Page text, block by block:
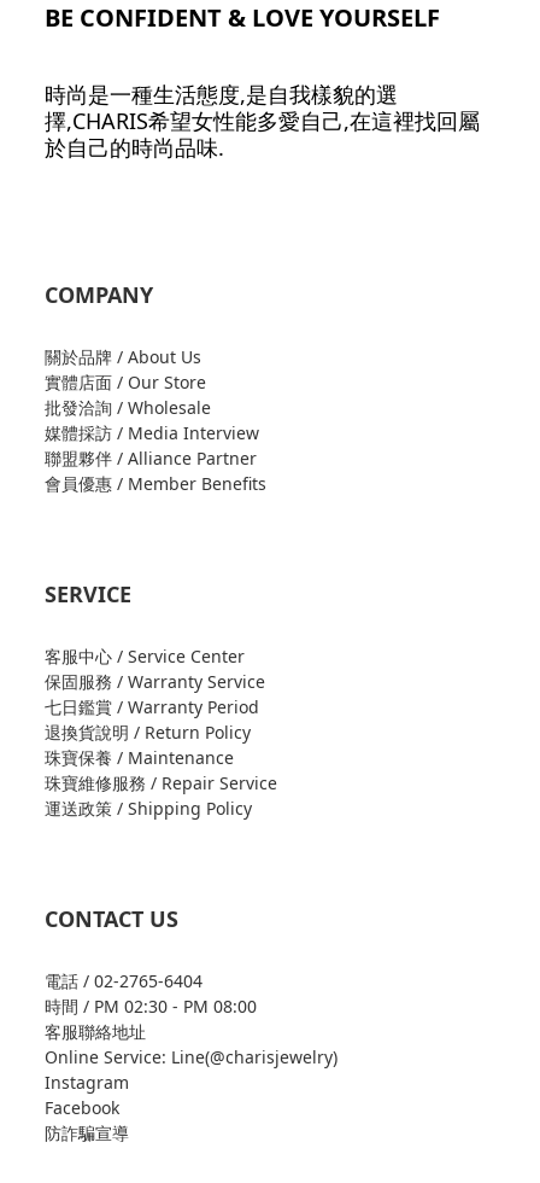
BE CONFIDENT & LOVE YOURSELF
時尚是一種生活態度,是自我樣貌的選
擇,CHARIS希望女性能多愛自己,在這裡找回屬
於自己的時尚品味.
COMPANY
關於品牌 / About Us
實體店面 / Our Store
批發洽詢 / Wholesale
媒體採訪 / Media Interview
聯盟夥伴 / Alliance Partner
會員優惠 / Member Benefits
SERVICE
客服中心 / Service Center
保固服務 / Warranty Service
七日鑑賞 / Warranty Period
退換貨說明 / Return Policy
珠寶保養 / Maintenance
珠寶維修服務 / Repair Service
運送政策 / Shipping Policy
CONTACT US
電話 / 02-2765-6404
時間 / PM 02:30 - PM 08:00
客服聯絡地址
Online Service: Line(@charisjewelry)
Instagram
Facebook
防詐騙宣導